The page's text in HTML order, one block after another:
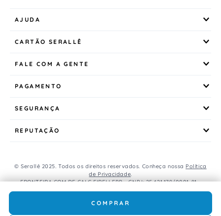
COMPRAR
AJUDA
CARTÃO SERALLÊ
FALE COM A GENTE
PAGAMENTO
SEGURANÇA
REPUTAÇÃO
© Serallê 2025. Todos os direitos reservados. Conheça nossa Política
de Privacidade.
FRONTEIRA COM DE CALC EIRELI EPP - CNPJ: 25.421.179/0001-81 -
Avenida Brasil, 456, Centro, CEP: 85.851-000, Foz do Iguaçu, PR, Brasil.
válido é o do carrinho de compras.